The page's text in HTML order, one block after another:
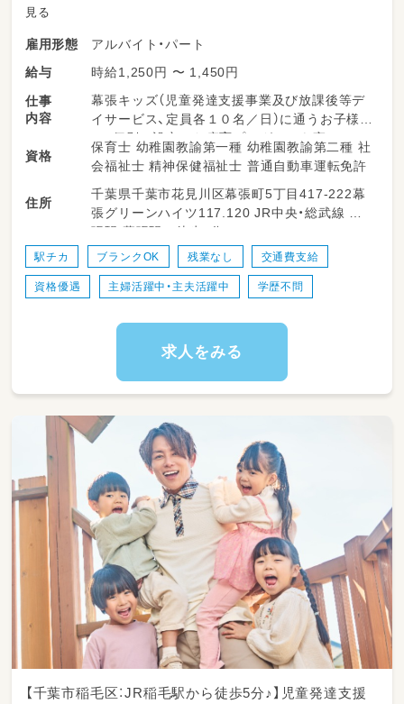
見る
雇用形態
アルバイト・パート
給与
時給1,250円 〜 1,450円
仕事
内容
幕張キッズ（児童発達支援事業及び放課後等デ
イサービス、定員各１０名／日）に通うお子様
に、個別に設定した療育プログラムを実
施する際の補助業務や、食事、トイレ等の日常の
生活のお手伝い、その他、遊びを通して集団生活
のルールなどを身に付けるお手伝い等をして頂
きます。
【変更範囲：変更なし】
資格
保育士 幼稚園教諭第一種 幼稚園教諭第二種 社
会福祉士 精神保健福祉士 普通自動車運転免許
住所
千葉県千葉市花見川区幕張町5丁目417-222幕
張グリーンハイツ117.120 JR中央・総武線 幕
張駅 幕張駅 徒歩5分
駅チカ ブランクOK 残業なし 交通費支給
資格優遇 主婦活躍中・主夫活躍中 学歴不問
求人をみる
【千葉市稲毛区：JR稲毛駅から徒歩5分♪】児童発達支援